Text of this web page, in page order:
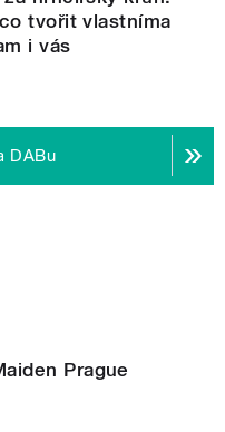
tvořit vlastníma
i vás
DABu
Prague